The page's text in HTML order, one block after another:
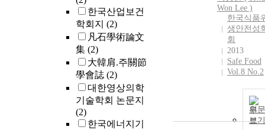
한국산업보건
학회지 (2)
凡石學術論文
集 (2)
大韓肩.주關節
學會誌 (2)
대한영상의학
기술학회 논문지
(2)
한국에너지기
Won Lee )
한국식품
생안전성
회
2013
Safe Food
Vol.8 No.2
원문
보기